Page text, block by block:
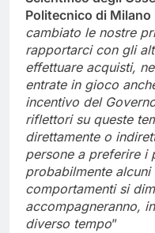
Politecnico di Milano
cambiato le nostre
rapportarci con gli
effettuare acquisti,
entrate in gioco
incentivo del
riflettori su queste
direttamente o
persone a preferire i
probabilmente
comportamenti si
accompagneranno,
diverso tempo”